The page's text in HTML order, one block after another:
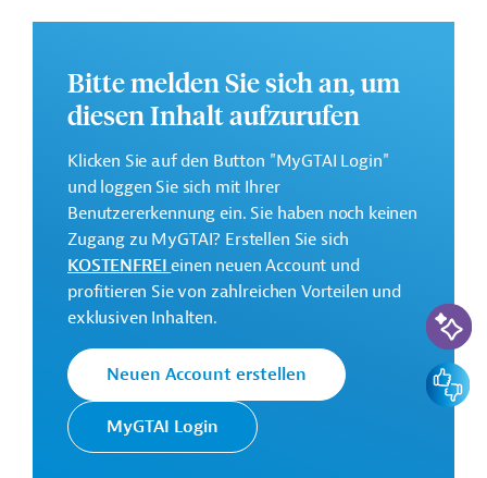
mit Fokus auf Schwangeren und Jugendlichen;
Annex 4: Unterstützung des nachhaltigen und
Annex 5: Stärkung der Fachkompetenzen,
Kapazitäten und Widerstandsfähigkeit von
Lehrkräften.
Weitere Informationen über das
Jahresaktionsprogramm finden Sie in den
Originaldokumenten, die zum Download bereitstehen.
Bei Fragen wenden Sie sich bitte an Germany Trade &
Invest unter projekte@gtai.eu.
Gesamtkosten:
162,4 Millionen Euro
Bitte melden Sie sich an, um
diesen Inhalt aufzurufen
Klicken Sie auf den Button "MyGTAI Login"
und loggen Sie sich mit Ihrer
Benutzererkennung ein. Sie haben noch keinen
Zugang zu MyGTAI? Erstellen Sie sich
KOSTENFREIeinen neuen Account und
profitieren Sie von zahlreichen Vorteilen und
exklusiven Inhalten.
Neuen Account erstellen
MyGTAI Login
KI-